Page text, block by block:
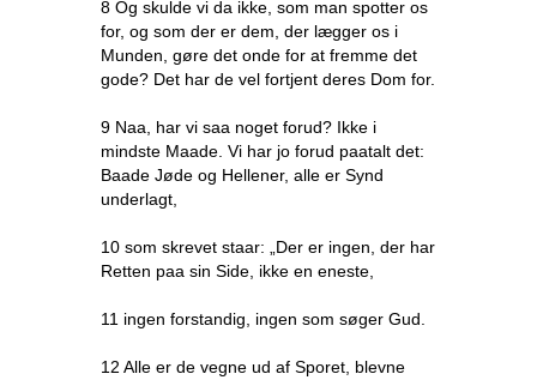
8 Og skulde vi da ikke, som man spotter os
for, og som der er dem, der lægger os i
Munden, gøre det onde for at fremme det
gode? Det har de vel fortjent deres Dom for.
9 Naa, har vi saa noget forud? Ikke i
mindste Maade. Vi har jo forud paatalt det:
Baade Jøde og Hellener, alle er Synd
underlagt,
10 som skrevet staar: „Der er ingen, der har
Retten paa sin Side, ikke en eneste,
11 ingen forstandig, ingen som søger Gud.
12 Alle er de vegne ud af Sporet, blevne